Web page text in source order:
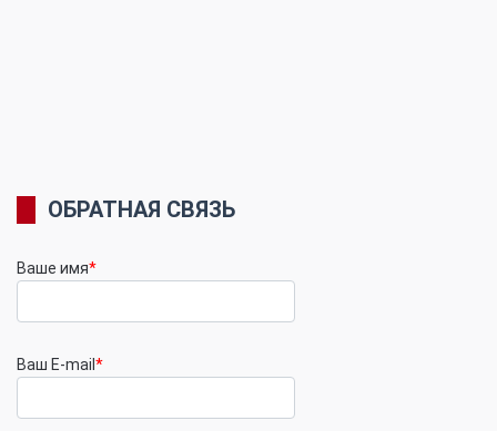
ОБРАТНАЯ СВЯЗЬ
Ваше имя*
Ваш E-mail *